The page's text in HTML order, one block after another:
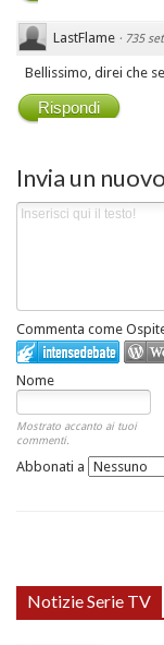
LastFlame · 735
Bellissimo, direi che
Rispondi
Invia un
Commenta come
Nome
Mostrato accanto ai tuoi
commenti.
Abbonati a
Notizie Serie TV